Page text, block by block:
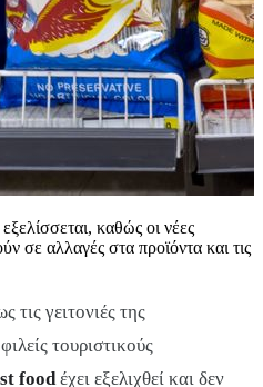
καθώς οι νέες
σε αλλαγές στα προϊόντα και τις
τις γειτονιές της
τουριστικούς
foodέχει εξελιχθεί και δεν